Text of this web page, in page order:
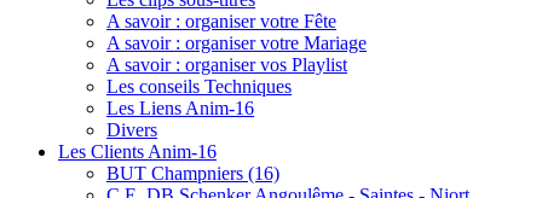
A savoir : organiser votre Fête
A savoir : organiser votre Mariage
A savoir : organiser vos Playlist
Les conseils Techniques
Les Liens Anim-16
Divers
Les Clients Anim-16
BUT Champniers (16)